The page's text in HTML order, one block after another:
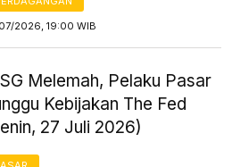
2026, 19:00 WIB
Melemah, Pelaku Pasar
Kebijakan The Fed
27 Juli 2026)